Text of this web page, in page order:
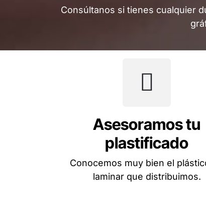
Consúltanos si tienes cualquier
Asesoramos tu
plastificado
Conocemos muy bien el
laminar que distribuimos.